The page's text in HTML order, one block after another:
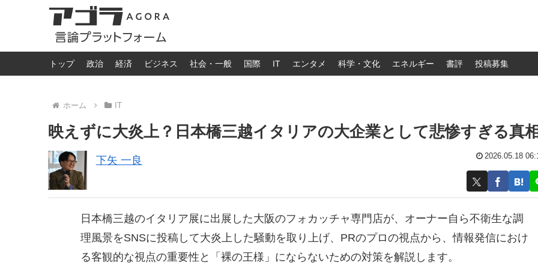
トップ 政治 経済 ビジネス 社会・一般 国際 IT エンタメ 科学・文化 エネルギー 書評 投稿募集
ホーム IT
映えずに大炎上？日本橋三越イタリアの大企業として悲惨すぎる真
下矢 一良 2026.05.18
日本橋三越のイタリア展に出展した大阪のフォカッチャ専門店が、オーナー自ら不衛生な調
理風景をSNSに投稿して大炎上した騒動を取り上げ、PRのプロの視点から、情報発信におけ
る客観的な視点の重要性と「裸の王様」にならないための対策を解説します。